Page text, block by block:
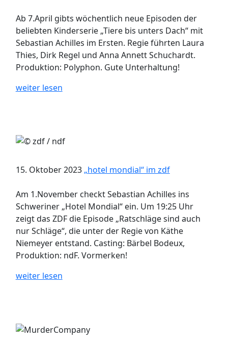
Ab 7.April gibts wöchentlich neue Episoden der
beliebten Kinderserie „Tiere bis unters Dach“ mit
Sebastian Achilles im Ersten. Regie führten Laura
Thies, Dirk Regel und Anna Annett Schuchardt.
Produktion: Polyphon. Gute Unterhaltung!
weiter lesen
15. Oktober 2023„hotel mondial“ im zdf
Am 1.November checkt Sebastian Achilles ins
Schweriner „Hotel Mondial“ ein. Um 19:25 Uhr
zeigt das ZDF die Episode „Ratschläge sind auch
nur Schläge“, die unter der Regie von Käthe
Niemeyer entstand. Casting: Bärbel Bodeux,
Produktion: ndF. Vormerken!
weiter lesen